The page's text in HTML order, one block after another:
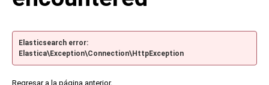
Elasticsearch error:
Elastica\Exception\Connection\HttpException
Regresar a la página anterior.